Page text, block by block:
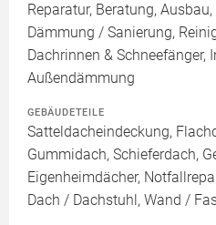
Reparatur, Beratung,
Dämmung / Sanierung,
Dachrinnen & Schneefänger,
Außendämmung
GEBÄUDETEILE
Satteldacheindeckung,
Gummidach, Schieferdach,
Eigenheimdächer,
Dach / Dachstuhl, Wand /